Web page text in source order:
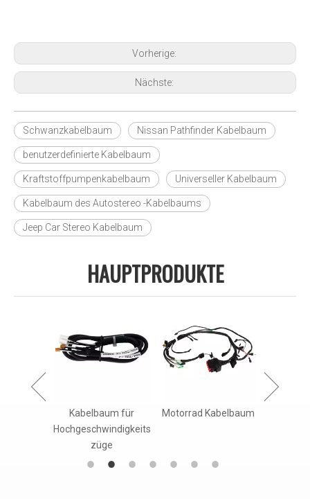
Vorherige:
Nächste:
Schwanzkabelbaum Nissan Pathfinder Kabelbaum
benutzerdefinierte Kabelbaum
Kraftstoffpumpenkabelbaum Universeller Kabelbaum
Kabelbaum des Autostereo -Kabelbaums
Jeep Car Stereo Kabelbaum
HAUPTPRODUKTE
Kabelbaum für
Hochgeschwindigkeits
züge
Motorrad Kabelbaum